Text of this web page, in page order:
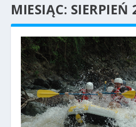
MIESIĄC: SIERPIEŃ